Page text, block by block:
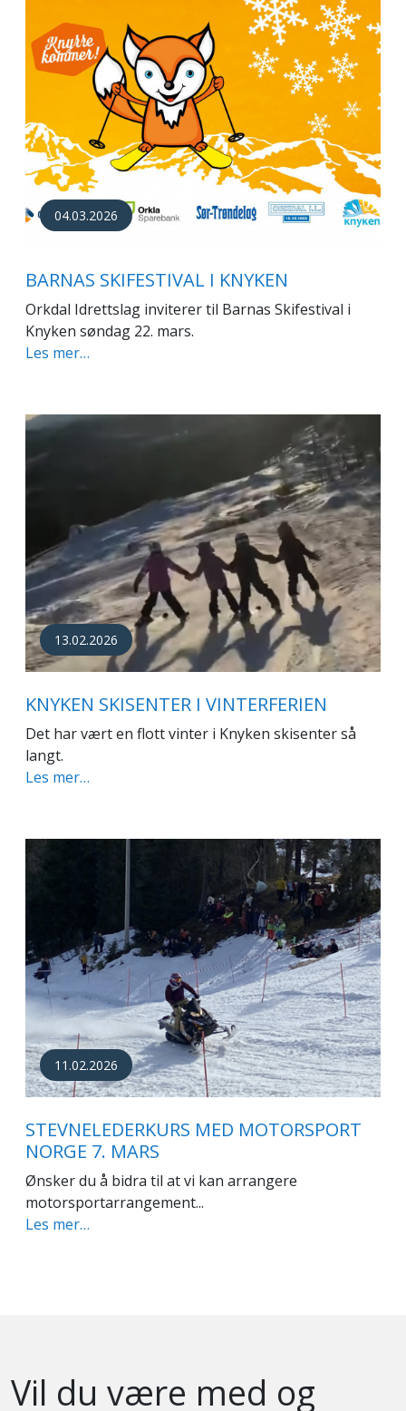
04.03.2026
BARNAS SKIFESTIVAL I KNYKEN
Orkdal Idrettslag inviterer til Barnas Skifestival i
Knyken søndag 22. mars.
Les mer…
13.02.2026
KNYKEN SKISENTER I VINTERFERIEN
Det har vært en flott vinter i Knyken skisenter så
langt.
Les mer…
11.02.2026
STEVNELEDERKURS MED MOTORSPORT
NORGE 7. MARS
Ønsker du å bidra til at vi kan arrangere
motorsportarrangement...
Les mer…
Vil du være med og